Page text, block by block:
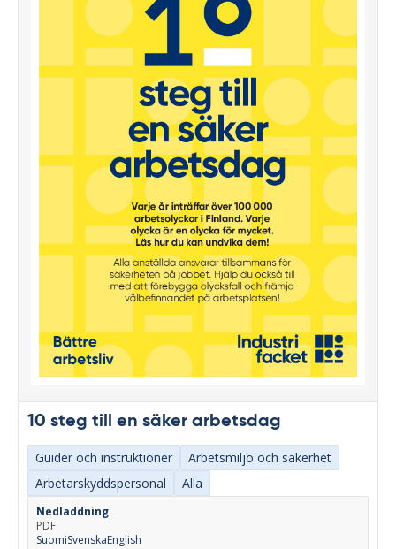
10 steg till en säker arbetsdag
Guider och instruktioner
Arbetsmiljö och säkerhet
Arbetarskyddspersonal
Alla
Nedladdning
PDF
SuomiSvenskaEnglish